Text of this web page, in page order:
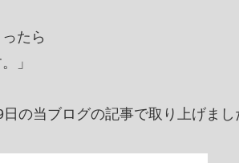
たら
」
の当ブログの記事で取り上げまし